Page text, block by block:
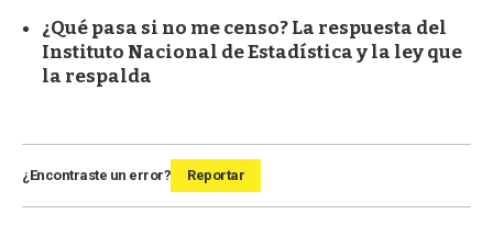
¿Qué pasa si no me censo? La respuesta del
Instituto Nacional de Estadística y la ley que
la respalda
¿Encontraste un error? Reportar